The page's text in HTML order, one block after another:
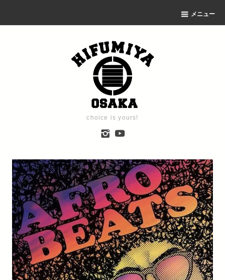
メニュー
choice is yours!